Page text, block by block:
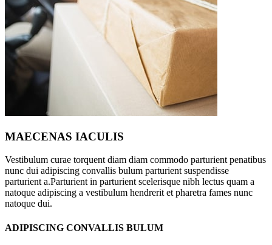
MAECENAS IACULIS
Vestibulum curae torquent diam diam commodo parturient penatibus
nunc dui adipiscing convallis bulum parturient suspendisse
parturient a.Parturient in parturient scelerisque nibh lectus quam a
natoque adipiscing a vestibulum hendrerit et pharetra fames nunc
natoque dui.
ADIPISCING CONVALLIS BULUM